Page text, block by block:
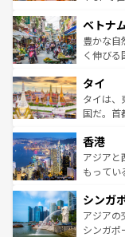
参照して
容にもい
照してほ
き、地方
できる。
まで、さ
リティに
覧を参照
ベトナ
豊かな自
く伸びる
急速な発
ーチミン
醸し出し
とつ。フ
ひ現地で
が旅行者
参照して
タイ
タイは、
国だ。首
の活気が
帯で自然
いビーチ
激する。
が待って
た文化、
香港
アジアと
もってい
み、どこ
ており、
うな絶景
シンガ
アジアの
シンガポ